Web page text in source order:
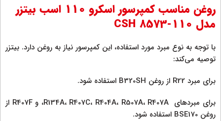
روغن مناسب کمپرسور اسکرو 110 اسب بیتزر
مدل CSH 8573-110
با توجه به نوع مبرد مورد استفاده، این کمپرسور نیاز به روغن دارد. بیتزر
توصیه می‌کند:
برای مبرد R22 از روغن B320SH استفاده شود.
برای مبردهای R134A، R407C، R404A، R507A، R407A، و R407F از
روغن BSE170 استفاده شود.